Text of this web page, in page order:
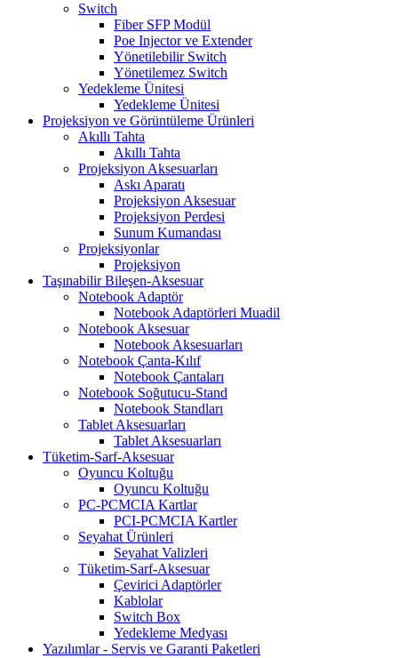
Switch
Fiber SFP Modül
Poe Injector ve Extender
Yönetilebilir Switch
Yönetilemez Switch
Yedekleme Ünitesi
Yedekleme Ünitesi
Projeksiyon ve Görüntüleme Ürünleri
Akıllı Tahta
Akıllı Tahta
Projeksiyon Aksesuarları
Askı Aparatı
Projeksiyon Aksesuar
Projeksiyon Perdesi
Sunum Kumandası
Projeksiyonlar
Projeksiyon
Taşınabilir Bileşen-Aksesuar
Notebook Adaptör
Notebook Adaptörleri Muadil
Notebook Aksesuar
Notebook Aksesuarları
Notebook Çanta-Kılıf
Notebook Çantaları
Notebook Soğutucu-Stand
Notebook Standları
Tablet Aksesuarları
Tablet Aksesuarları
Tüketim-Sarf-Aksesuar
Oyuncu Koltuğu
Oyuncu Koltuğu
PC-PCMCIA Kartlar
PCI-PCMCIA Kartler
Seyahat Ürünleri
Seyahat Valizleri
Tüketim-Sarf-Aksesuar
Çevirici Adaptörler
Kablolar
Switch Box
Yedekleme Medyası
Yazılımlar - Servis ve Garanti Paketleri